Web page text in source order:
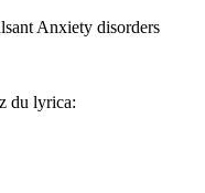
Anxiety disorders
du lyrica: